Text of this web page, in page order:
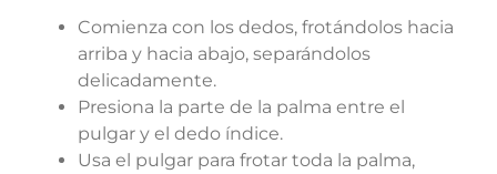
Comienza con los dedos, frotándolos hacia
arriba y hacia abajo, separándolos
delicadamente.
Presiona la parte de la palma entre el
pulgar y el dedo índice.
Usa el pulgar para frotar toda la palma,